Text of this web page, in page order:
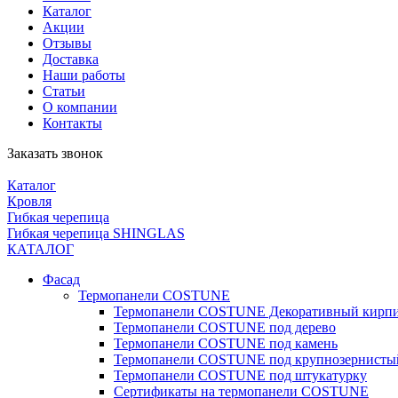
Каталог
Акции
Отзывы
Доставка
Наши работы
Статьи
О компании
Контакты
Заказать звонок
Каталог
Кровля
Гибкая черепица
Гибкая черепица SHINGLAS
КАТАЛОГ
Фасад
Термопанели COSTUNE
Термопанели COSTUNE Декоративный
Термопанели COSTUNE под дерево
Термопанели COSTUNE под камень
Термопанели COSTUNE под
Термопанели COSTUNE под штукатурку
Сертификаты на термопанели COSTUNE